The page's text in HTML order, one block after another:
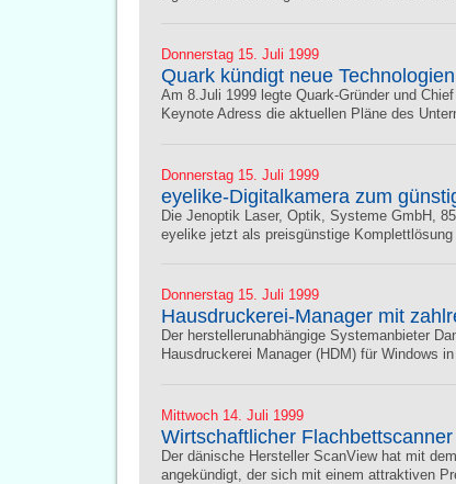
Donnerstag 15. Juli 1999
Quark kündigt neue
Am 8.Juli 1999 legte Quark-Gründer und
Keynote Adress die aktuellen Pläne des
Donnerstag 15. Juli 1999
eyelike-Digitalkamera zum
Die Jenoptik Laser, Optik, Systeme GmbH,
eyelike jetzt als preisgünstige Komplettlösung
Donnerstag 15. Juli 1999
Hausdruckerei-Manager mit
Der herstellerunabhängige Systemanbieter
Hausdruckerei Manager (HDM) für
Mittwoch 14. Juli 1999
Wirtschaftlicher
Der dänische Hersteller ScanView hat mit
angekündigt, der sich mit einem attraktiven